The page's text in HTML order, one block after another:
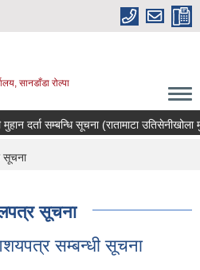
सानडाँडा रोल्पा
दर्ता सम्बन्धि सूचना (रातामाटा उतिसेनीखोला
सूचना
सूचना
सम्बन्धी सूचना